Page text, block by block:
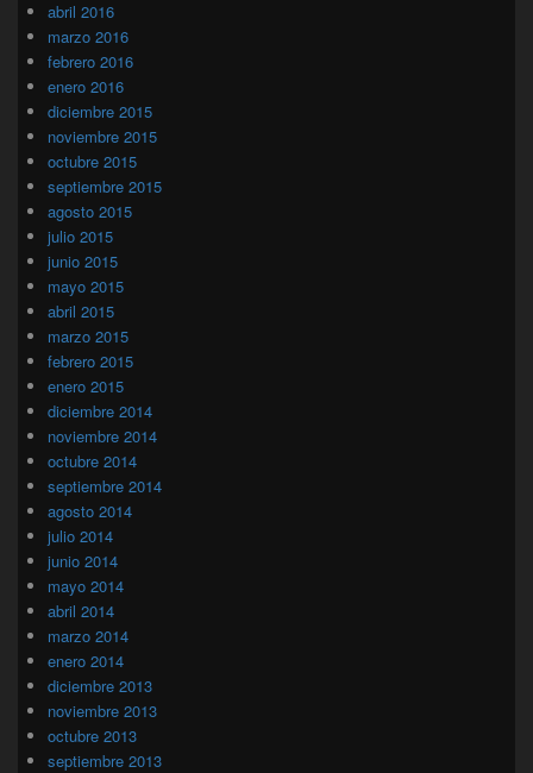
abril 2016
marzo 2016
febrero 2016
enero 2016
diciembre 2015
noviembre 2015
octubre 2015
septiembre 2015
agosto 2015
julio 2015
junio 2015
mayo 2015
abril 2015
marzo 2015
febrero 2015
enero 2015
diciembre 2014
noviembre 2014
octubre 2014
septiembre 2014
agosto 2014
julio 2014
junio 2014
mayo 2014
abril 2014
marzo 2014
enero 2014
diciembre 2013
noviembre 2013
octubre 2013
septiembre 2013